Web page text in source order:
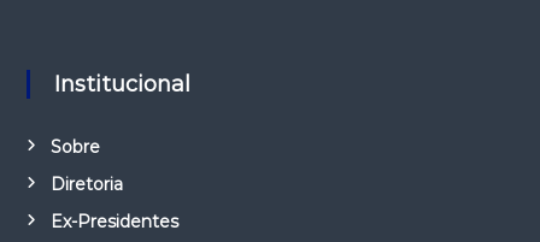
Institucional
Sobre
Diretoria
Ex-Presidentes